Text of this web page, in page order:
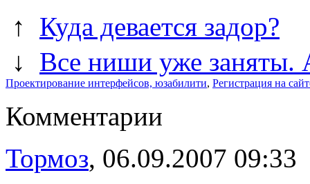
↑ Куда девается задор?
↓ Все ниши уже заняты.
Проектирование интерфейсов, юзабилити, Регистрация на
Комментарии
Тормоз, 06.09.2007 09:33